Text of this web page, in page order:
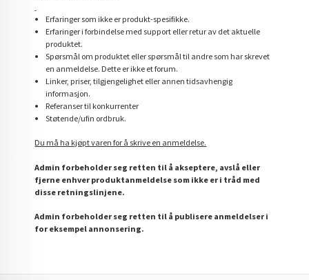
Erfaringer som ikke er produkt-spesifikke.
Erfaringer i forbindelse med support eller retur av det aktuelle
produktet.
Spørsmål om produktet eller spørsmål til andre som har skrevet
en anmeldelse. Dette er ikke et forum.
Linker, priser, tilgjengelighet eller annen tidsavhengig
informasjon.
Referanser til konkurrenter
Støtende/ufin ordbruk.
Du må ha kjøpt varen for å skrive en anmeldelse.
Admin forbeholder seg retten til å akseptere, avslå eller
fjerne enhver produktanmeldelse som ikke er i tråd med
disse retningslinjene.
Admin forbeholder seg retten til å publisere anmeldelser i
for eksempel annonsering.